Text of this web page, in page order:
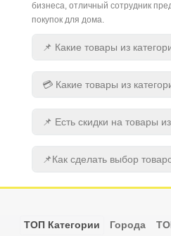
бизнеса, отличный сотрудник
покупок для дома.
📌 Какие товары из
💳 Какие товары из
📌 Есть скидки на товары
📌Как сделать выбор
ТОП Категории Города